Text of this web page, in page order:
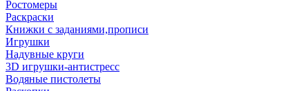
Ростомеры
Раскраски
Книжки с заданиями,прописи
Игрушки
Надувные круги
3D игрушки-антистресс
Водяные пистолеты